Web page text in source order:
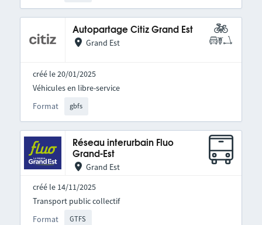
Autopartage Citiz Grand Est
Grand Est
créé le 20/01/2025
Format gbfs
Véhicules en libre-service
Réseau interurbain Fluo
Grand-Est
Grand Est
créé le 14/11/2025
Format GTFS
Transport public collectif